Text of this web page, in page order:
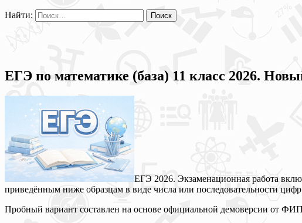
Найти:
ЕГЭ по математике (база) 11 класс 2026.
ЕГЭ 2026. Экзаменационная работа
приведённым ниже образцам в виде числа или последовательности
Пробный вариант составлен на основе официальной демоверсии от